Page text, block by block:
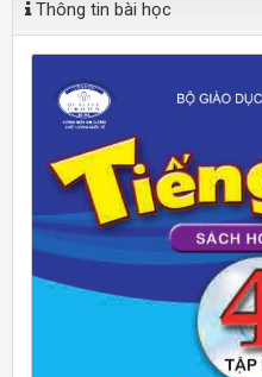
Thông tin bài học